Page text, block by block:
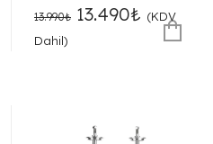
13.990₺ Orijinal
13.490₺ Şu
andaki
(KDV
Dahil)